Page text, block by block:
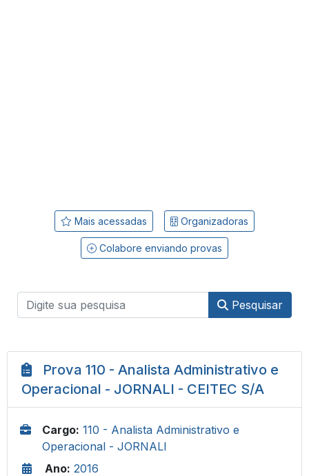
Mais acessadas Organizadoras
Colabore enviando provas
Pesquisar
Prova 110 - Analista Administrativo e
Operacional - JORNALI - CEITEC S/A
Cargo: 110 - Analista Administrativo e
Operacional - JORNALI
Ano: 2016